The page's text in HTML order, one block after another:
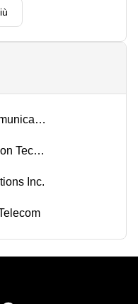
AS29256 Syrian Telecommunication Private Closed Joint Stock Company
AS14593 Space Exploration Technologies Corporation
Inc.